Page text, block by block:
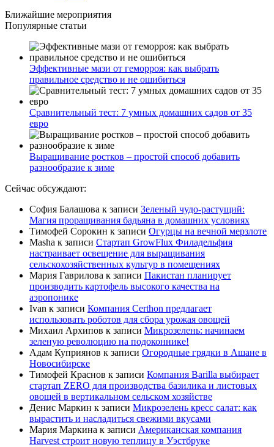
Ближайшие мероприятия
Популярные статьи
Эффективные мази от геморроя: как выбрать
правильное средство и не ошибиться
Сравнительный тест: 7 умных домашних садов от 35
евро
Выращивание ростков – простой способ добавить
разнообразие к зиме
Сейчас обсуждают:
София Балашова к записи Зеленый чудо-растущий:
Магия проращивания бадьяна в домашних условиях
Тимофей Сорокин к записи Огурцы на вечной мерзлоте
Masha к записи Стартап GrowFlux Филадельфия
настраивает освещение для выращивания
сельскохозяйственных культур в помещениях
Мария Гаврилова к записи Пакистан планирует
производить картофель высокого качества на
аэропонике
Ivan к записи Компания Certhon предлагает
использовать роботов для сбора урожая овощей
Михаил Архипов к записи Микрозелень: начинаем
зеленую революцию на подоконнике!
Адам Куприянов к записи Огородные грядки в Ашане в
Новосибирске
Тимофей Краснов к записи Компания Barilla выбирает
стартап ZERO для производства базилика и листовых
овощей в вертикальном сельском хозяйстве
Денис Маркин к записи Микрозелень кресс салат: как
вырастить и насладиться свежими вкусами
Мария Маркина к записи Американская компания
Harvest строит новую теплицу в Уэстбруке